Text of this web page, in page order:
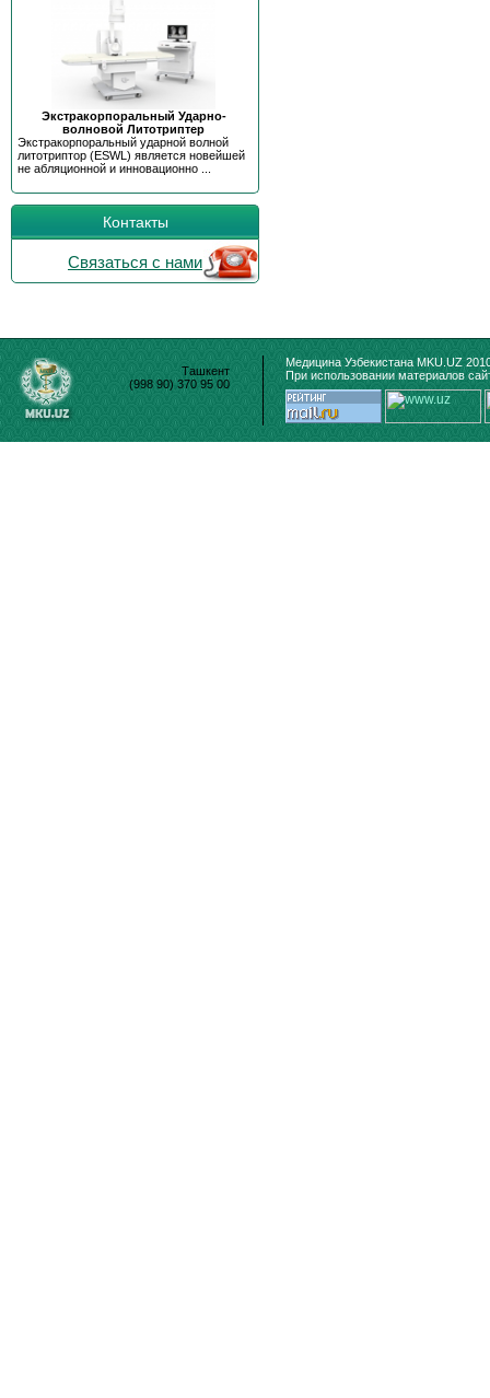
Экстракорпоральный Ударно-
волновой Литотриптер
Экстракорпоральный ударной волной
литотриптор (ESWL) является новейшей
не абляционной и инновационно ...
Контакты
Связаться с нами
Ташкент
(998 90) 370 95 00
Медицина Узбекистана MKU.UZ
При использовании материалов